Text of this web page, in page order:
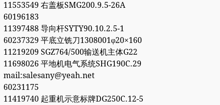
11553549 右盖板SMG200.9.5-26A
60196183
11397488 导向杆SYTY90.10.2.5-1
60237329 平底立铣刀1308001φ20×160
11219209 SGZ764/500输送机主体G22
11698026 平地机电气系统SHG190C.29
mail:salesany@yeah.net
60231175
11419740 起重机示意标牌DG250C.12-5